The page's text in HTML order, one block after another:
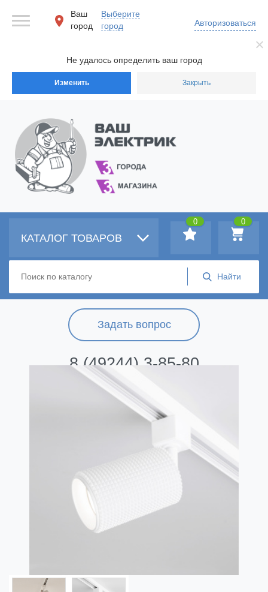
Не удалось определить ваш город
Изменить Закрыть
Ваш
город
Выберите
город
Авторизоваться
Задать вопрос
8 (49244) 3-85-80
КАТАЛОГ ТОВАРОВ
0
0